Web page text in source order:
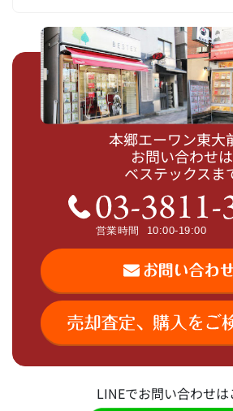
本郷エーワン東大
お問い合わせは
ベステックスま
LINEでお問い合わせは